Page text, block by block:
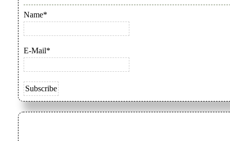
Name*
E-Mail*